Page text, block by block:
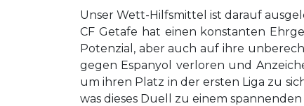
Unser Wett-Hilfsmittel ist darauf
CF Getafe hat einen konstanten
Potenzial, aber auch auf ihre
gegen Espanyol verloren und
um ihren Platz in der ersten Liga zu
was dieses Duell zu einem